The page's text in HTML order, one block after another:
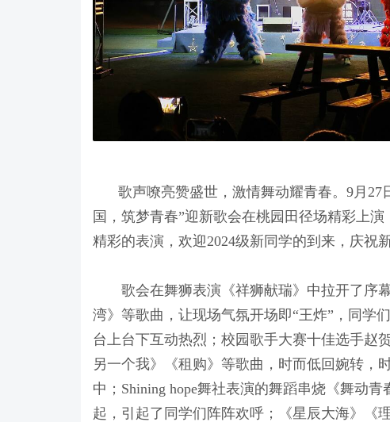
歌声嘹亮赞盛世，激情舞动耀青春。9月
国，筑梦青春”迎新歌会在桃园田径场精彩上
精彩的表演，欢迎2024级新同学的到来，庆祝
歌会在舞狮表演《祥狮献瑞》中拉开了序
湾》等歌曲，让现场气氛开场即“王炸”，同学
台上台下互动热烈；校园歌手大赛十佳选手赵
另一个我》《租购》等歌曲，时而低回婉转，
中；Shining hope舞社表演的舞蹈串烧《舞动
起，引起了同学们阵阵欢呼；《星辰大海》《